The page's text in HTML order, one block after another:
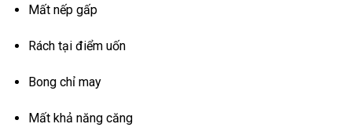
Mất nếp gấp
Rách tại điểm uốn
Bong chỉ may
Mất khả năng căng